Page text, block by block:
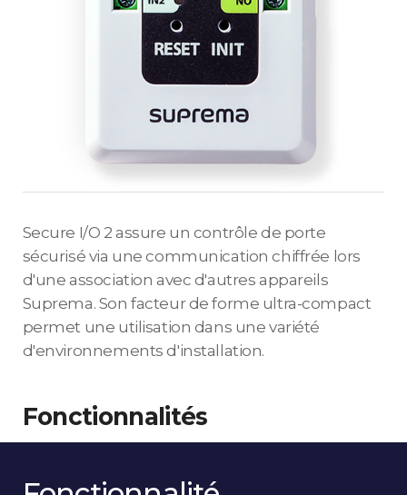
Secure I/O 2 assure un contrôle de porte
sécurisé via une communication chiffrée lors
d'une association avec d'autres appareils
Suprema. Son facteur de forme ultra-compact
permet une utilisation dans une variété
d'environnements d'installation.
Fonctionnalités